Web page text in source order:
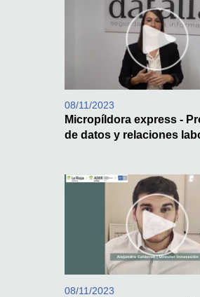
08/11/2023
Micropíldora express -
de datos y relaciones
08/11/2023